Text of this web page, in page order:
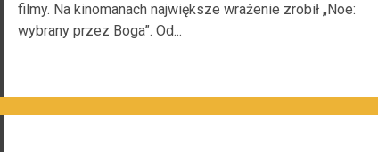
filmy. Na kinomanach największe wrażenie zrobił „Noe:
wybrany przez Boga”. Od...